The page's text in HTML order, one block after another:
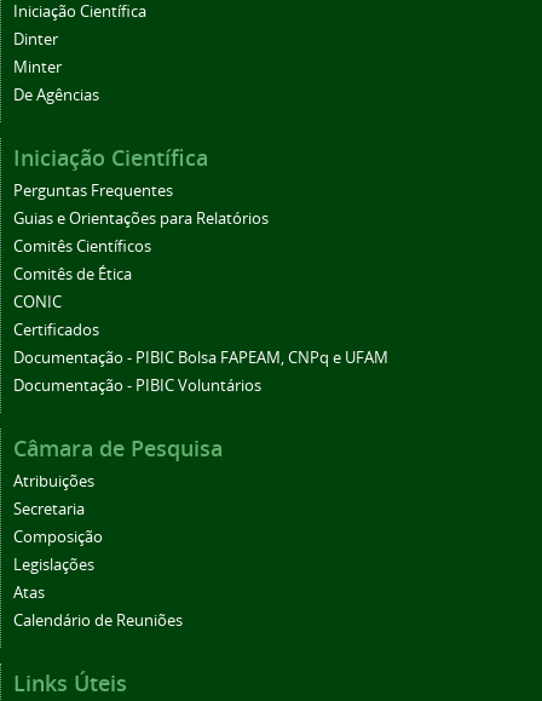
Iniciação Científica
Dinter
Minter
De Agências
Iniciação Científica
Perguntas Frequentes
Guias e Orientações para Relatórios
Comitês Científicos
Comitês de Ética
CONIC
Certificados
Documentação - PIBIC Bolsa FAPEAM, CNPq e UFAM
Documentação - PIBIC Voluntários
Câmara de Pesquisa
Atribuições
Secretaria
Composição
Legislações
Atas
Calendário de Reuniões
Links Úteis